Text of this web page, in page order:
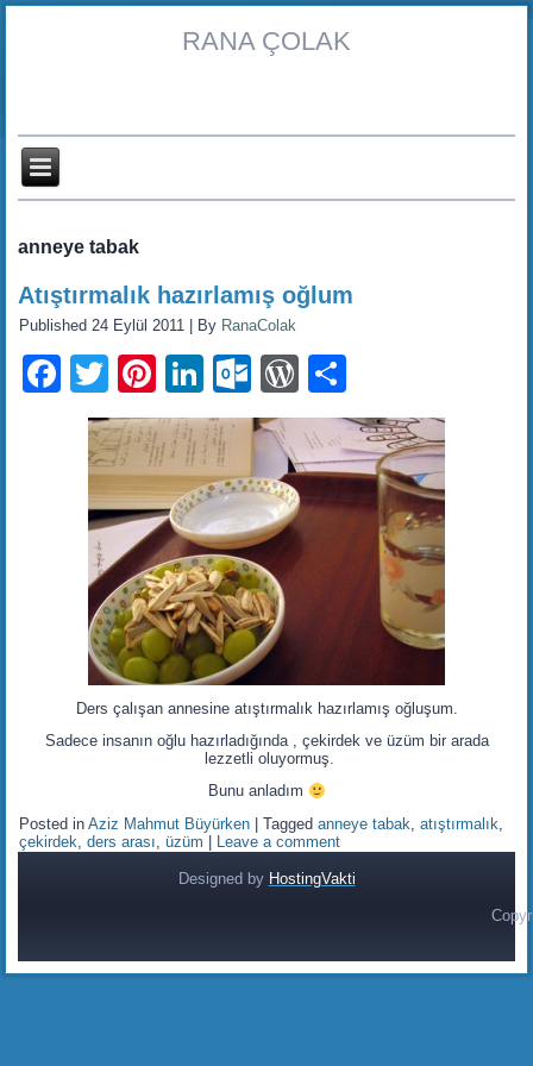
RANA ÇOLAK
anneye tabak
Atıştırmalık hazırlamış oğlum
Published 24 Eylül 2011 By RanaColak
Facebook
TwitterPinterest
LinkedIn
Outlook.com
WordPress
Ders çalışan annesine atıştırmalık hazırlamış oğluşum.
Sadece insanın oğlu hazırladığında , çekirdek ve üzüm bir arada
lezzetli oluyormuş.
Bunu anladım
Posted in Aziz Mahmut Büyürken |Tagged anneye tabak,atıştırmalık,
çekirdek,ders arası,üzüm Leave a comment
Designed by HostingVakti